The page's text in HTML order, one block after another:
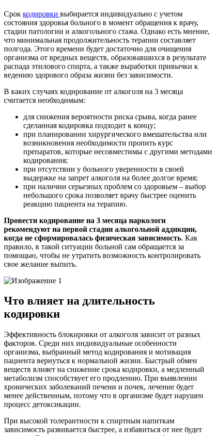
Срок кодировки выбирается индивидуально с учетом
состояния здоровья больного в момент обращения к врачу,
стадии патологии и алкогольного стажа. Однако есть мнение,
что минимальная продолжительность терапии составляет
полгода. Этого времени будет достаточно для очищения
организма от вредных веществ, образовавшихся в результате
распада этилового спирта, а также выработки привычки к
ведению здорового образа жизни без зависимости.
В каких случаях кодирование от алкоголя на 3 месяца
считается необходимым:
для снижения вероятности риска срыва, когда ранее
сделанная кодировка подходит к концу;
при планировании хирургического вмешательства или
возникновения необходимости пропить курс
препаратов, которые несовместимы с другими методами
кодирования;
при отсутствии у больного уверенности в своей
выдержке на запрет алкоголя на более долгое время;
при наличии серьезных проблем со здоровьем – выбор
небольшого срока позволяет врачу быстрее оценить
реакцию пациента на терапию.
Провести кодирование на 3 месяца наркологи
рекомендуют на первой стадии алкогольной аддикции,
когда не сформировалась физическая зависимость. Как
правило, в такой ситуации больной сам обращается за
помощью, чтобы не утратить возможность контролировать
свое желание выпить.
Что влияет на длительность
кодировки
Эффективность блокировки от алкоголя зависит от разных
факторов. Среди них индивидуальные особенности
организма, выбранный метод кодирования и мотивация
пациента вернуться к нормальной жизни. Быстрый обмен
веществ влияет на снижение срока кодировки, а медленный
метаболизм способствует его продлению. При выявлении
хронических заболеваний печени и почек, лечение будет
менее действенным, потому что в организме будет нарушен
процесс детоксикации.
При высокой толерантности к спиртным напиткам
зависимость развивается быстрее, а избавиться от нее будет